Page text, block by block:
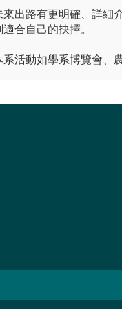
出路有更明確、詳細
合自己的抉擇。
活動如學系博覽會、